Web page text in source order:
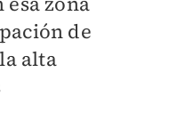
de
alta